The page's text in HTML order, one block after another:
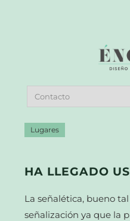
Lugares
HA LLEGADO
La señalética, bueno
señalización ya que la